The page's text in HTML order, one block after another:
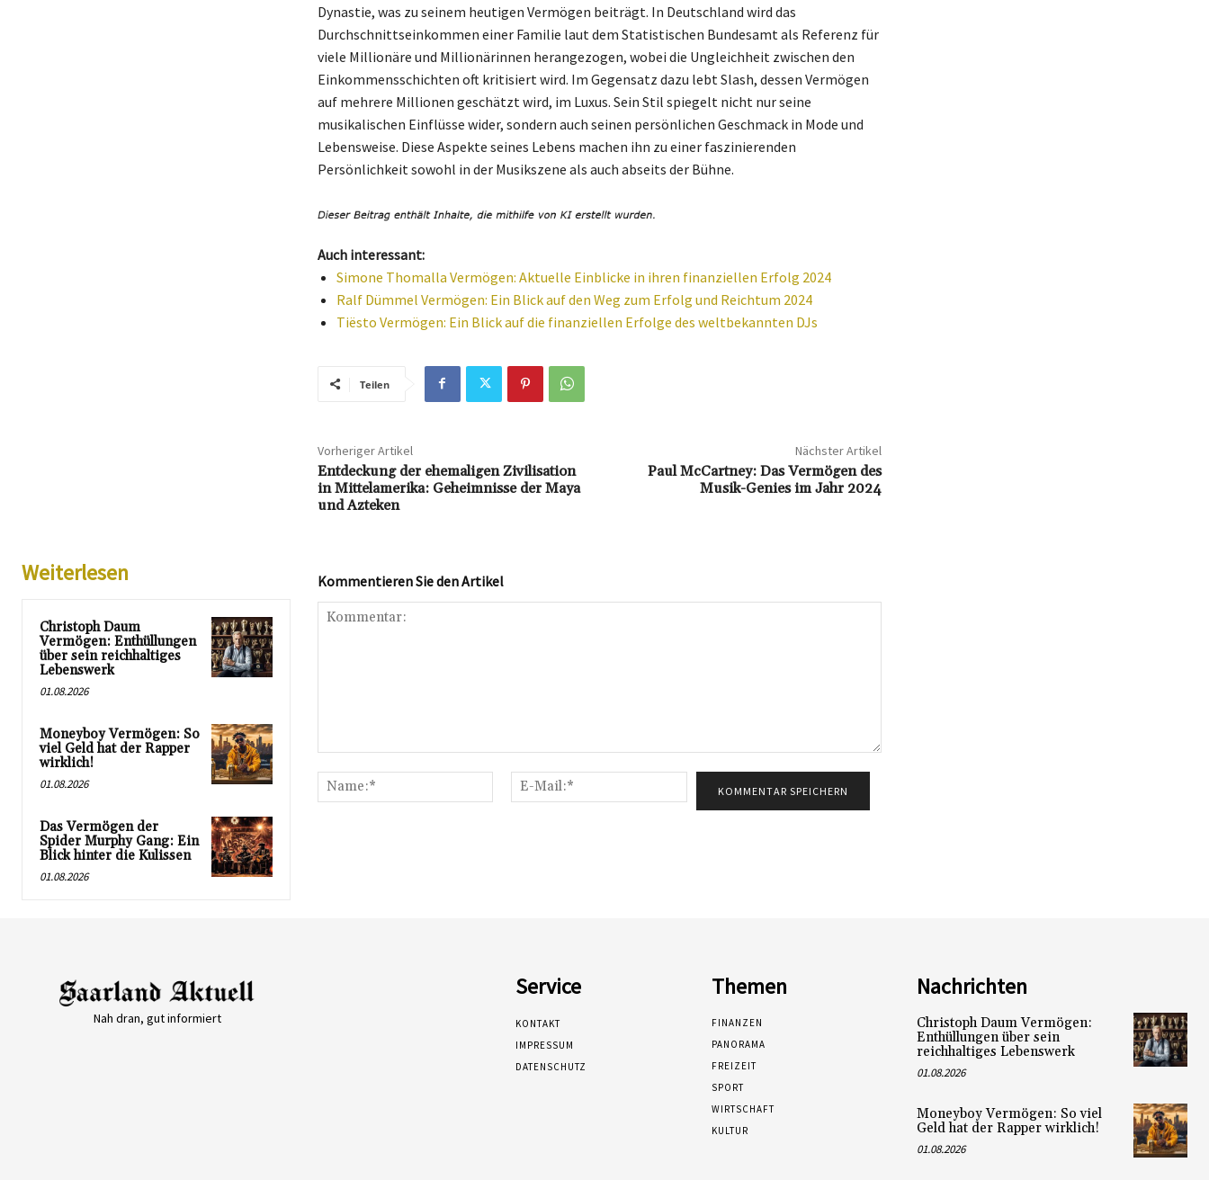
Dynastie, was zu seinem heutigen Vermögen beiträgt. In Deutschland wird das
Durchschnittseinkommen einer Familie laut dem Statistischen Bundesamt als Referenz für
viele Millionäre und Millionärinnen herangezogen, wobei die Ungleichheit zwischen den
Einkommensschichten oft kritisiert wird. Im Gegensatz dazu lebt Slash, dessen Vermögen
auf mehrere Millionen geschätzt wird, im Luxus. Sein Stil spiegelt nicht nur seine
musikalischen Einflüsse wider, sondern auch seinen persönlichen Geschmack in Mode und
Lebensweise. Diese Aspekte seines Lebens machen ihn zu einer faszinierenden
Persönlichkeit sowohl in der Musikszene als auch abseits der Bühne.
Auch interessant:
Simone Thomalla Vermögen: Aktuelle Einblicke in ihren finanziellen Erfolg 2024
Ralf Dümmel Vermögen: Ein Blick auf den Weg zum Erfolg und Reichtum 2024
Tiësto Vermögen: Ein Blick auf die finanziellen Erfolge des weltbekannten DJs
Teilen
Vorheriger Artikel
Entdeckung der ehemaligen Zivilisation
in Mittelamerika: Geheimnisse der Maya
und Azteken
Nächster Artikel
Paul McCartney: Das Vermögen des
Musik-Genies im Jahr 2024
Weiterlesen
Christoph Daum
Vermögen: Enthüllungen
über sein reichhaltiges
Lebenswerk
01.08.2026
Moneyboy Vermögen: So
viel Geld hat der Rapper
wirklich!
01.08.2026
Das Vermögen der
Spider Murphy Gang: Ein
Blick hinter die Kulissen
01.08.2026
Kommentieren Sie den Artikel
Name:*
Mail:*
Nah dran, gut informiert
Service
KONTAKT
IMPRESSUM
DATENSCHUTZ
Themen
FINANZEN
PANORAMA
FREIZEIT
SPORT
WIRTSCHAFT
KULTUR
Nachrichten
Christoph Daum Vermögen:
Enthüllungen über sein
reichhaltiges Lebenswerk
01.08.2026
Moneyboy Vermögen: So viel
Geld hat der Rapper wirklich!
01.08.2026